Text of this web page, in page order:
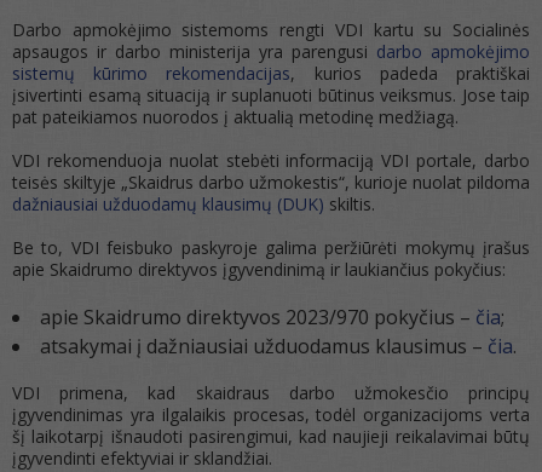
Darbo apmokėjimo sistemoms rengti VDI kartu su Socialinės
apsaugos ir darbo ministerija yra parengusi darbo apmokėjimo
sistemų kūrimo rekomendacijas, kurios padeda praktiškai
įsivertinti esamą situaciją ir suplanuoti būtinus veiksmus. Jose taip
pat pateikiamos nuorodos į aktualią metodinę medžiagą.
VDI rekomenduoja nuolat stebėti informaciją VDI portale, darbo
teisės skiltyje „Skaidrus darbo užmokestis“, kurioje nuolat pildoma
dažniausiai užduodamų klausimų (DUK) skiltis.
Be to, VDI feisbuko paskyroje galima peržiūrėti mokymų įrašus
apie Skaidrumo direktyvos įgyvendinimą ir laukiančius pokyčius:
apie Skaidrumo direktyvos 2023/970 pokyčius – čia;
atsakymai į dažniausiai užduodamus klausimus – čia.
VDI primena, kad skaidraus darbo užmokesčio principų
įgyvendinimas yra ilgalaikis procesas, todėl organizacijoms verta
šį laikotarpį išnaudoti pasirengimui, kad naujieji reikalavimai būtų
įgyvendinti efektyviai ir sklandžiai.